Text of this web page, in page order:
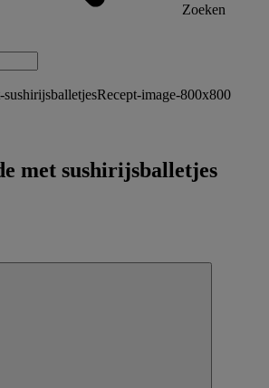
Zoeken
met sushirijsballetjes